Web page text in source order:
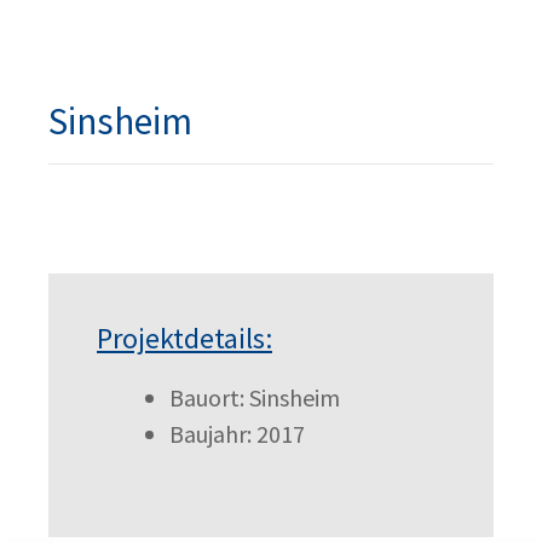
Sinsheim
Projektdetails:
Bauort: Sinsheim
Baujahr: 2017